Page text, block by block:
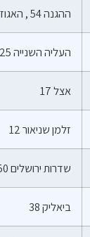
ההגנה 54 , האגוז 26
העליה השנייה 25
אצל 17
זלמן שניאור 12
שדרות ירושלים 50
ביאליק 38